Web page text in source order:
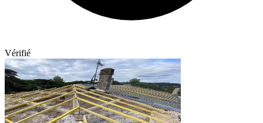
Vérifié